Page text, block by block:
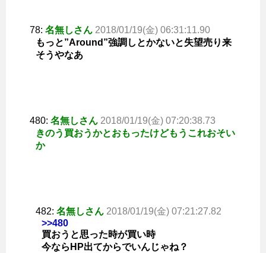
78: 名無しさん 2018/01/19(金) 06:31:11.90
もっと”Around”強調しとかないと失望売り来
そうやなあ
480: 名無しさん 2018/01/19(金) 07:20:38.73
きのう買おうかとおもったけどもうこれおそい
か
482: 名無しさん 2018/01/19(金) 07:21:27.82
>>480
買おうと思った時が買い時
今ならHP出てからでいんじゃね？